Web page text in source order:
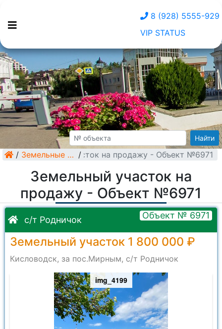
8 (928) 5555-929
VIP STATUS
Найти
/ Земельные участки /
Земельный участок на продажу - Объект №6971
Земельный участок на
продажу - Объект №6971
с/т Родничок Объект № 6971
Земельный участок 1 800 000 ₽
Кисловодск, за пос.Мирным, с/т Родничок
img_4199